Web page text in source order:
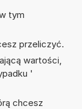
tym
przeliczyć.
wartości,
'
chcesz